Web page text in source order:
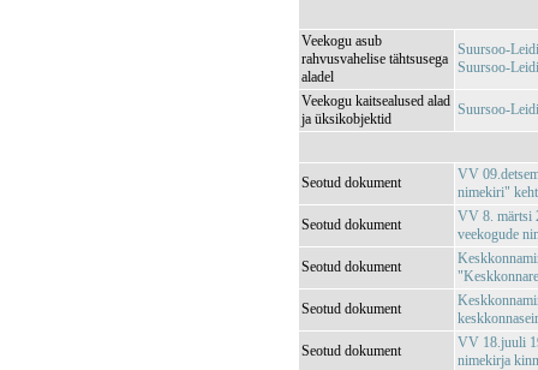
Veekogu asub
rahvusvahelise tähtsusega
aladel
Suursoo-
Suursoo-
Veekogu kaitsealused alad
ja üksikobjektid
Suursoo-
Seotud dokument
VV
nimekiri"
Seotud dokument
VV 8. märtsi
veekogude
Seotud dokument
Seotud dokument
Seotud dokument
VV 18.juuli
nimekirja